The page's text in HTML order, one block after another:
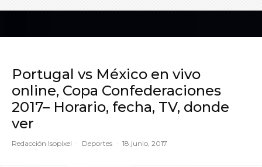
Portugal vs México en vivo
online, Copa Confederaciones
2017– Horario, fecha, TV, donde
ver
Redacción Isopixel · Deportes · 18 junio, 2017